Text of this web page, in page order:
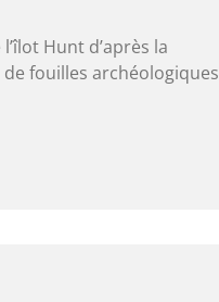
Hunt d’après la
fouilles archéologiques